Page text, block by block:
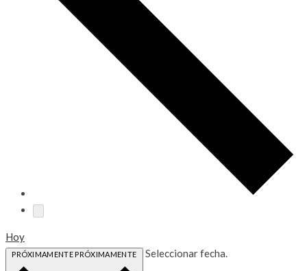
Hoy
PRÓXIMAMENTE PRÓXIMAMENTE Seleccionar fecha.